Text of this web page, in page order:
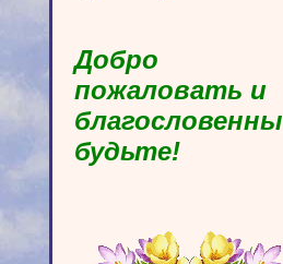
Добро
пожаловать и
благословенны
будьте!